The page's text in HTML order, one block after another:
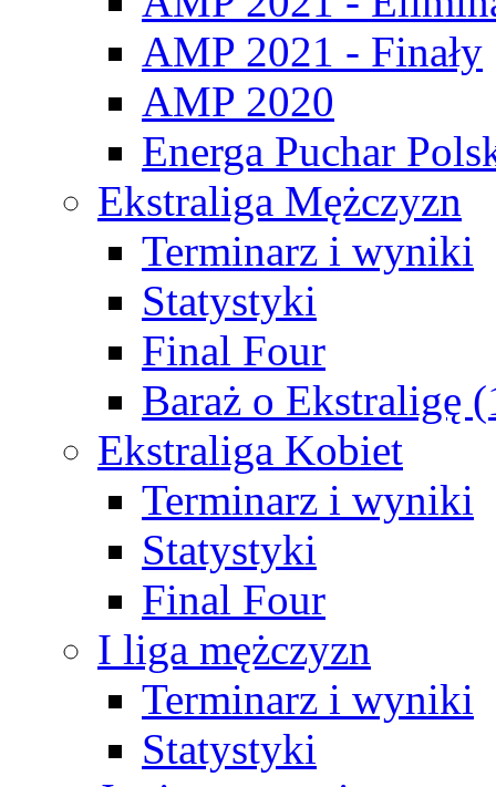
AMP 2021 - Finały
AMP 2020
Energa Puchar
Ekstraliga Mężczyzn
Terminarz i wyniki
Statystyki
Final Four
Baraż o Ekstraligę
Ekstraliga Kobiet
Terminarz i wyniki
Statystyki
Final Four
I liga mężczyzn
Terminarz i wyniki
Statystyki